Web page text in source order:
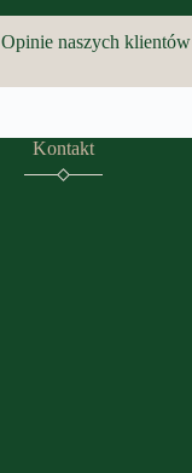
Opinie naszych klientów
Kontakt